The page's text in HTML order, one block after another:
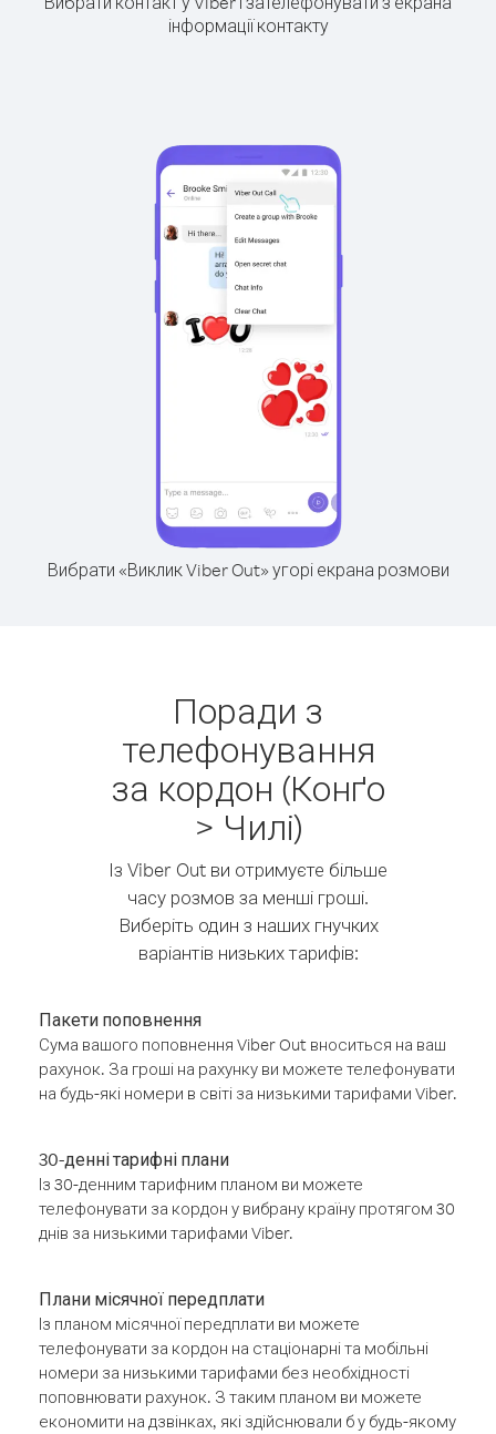
інформації контакту
Вибрати «Виклик Viber Out» угорі екрана розмови
Поради з
телефонування
за кордон (Конґо
> Чилі)
Із Viber Out ви отримуєте більше
часу розмов за менші гроші.
Виберіть один з наших гнучких
варіантів низьких тарифів:
Пакети поповнення
Сума вашого поповнення Viber Out вноситься на ваш
рахунок. За гроші на рахунку ви можете телефонувати
на будь-які номери в світі за низькими тарифами Viber.
30-денні тарифні плани
Із 30-денним тарифним планом ви можете
телефонувати за кордон у вибрану країну протягом 30
днів за низькими тарифами Viber.
Плани місячної передплати
Із планом місячної передплати ви можете
телефонувати за кордон на стаціонарні та мобільні
номери за низькими тарифами без необхідності
поповнювати рахунок. З таким планом ви можете
економити на дзвінках, які здійснювали б у будь-якому